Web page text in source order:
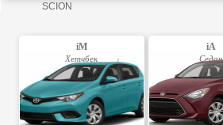
SCION
iM
Хетчбек
iA
Седан